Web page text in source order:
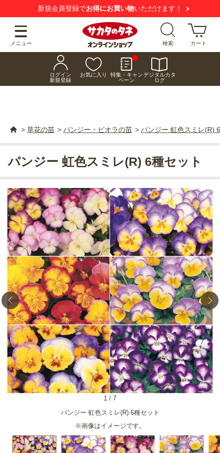
新規会員登録でお得にお買い物いただけます！
メニュー 検索 カート
ログイン
新規登録
お気に入り
特集・キャン
ペーン
デジタルカタ
ログ
> 草花の苗 > パンジー・ビオラの苗 > パンジー 虹色スミレ(R)
パンジー 虹色スミレ(R) 6種セット
※画像はイメージです。
1 / 7
パンジー 虹色スミレ(R) 6種セット